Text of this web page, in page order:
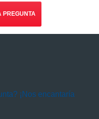
PREGUNTA
¡Nos encantaría